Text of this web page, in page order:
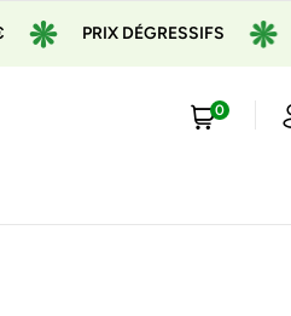
PRIX DÉGRESSIFS
0